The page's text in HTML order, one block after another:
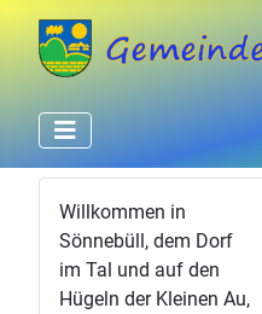
Willkommen in
Sönnebüll, dem Dorf
im Tal und auf den
Hügeln der Kleinen Au,